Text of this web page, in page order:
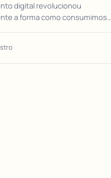
digital revolucionou
a forma como consumimos…